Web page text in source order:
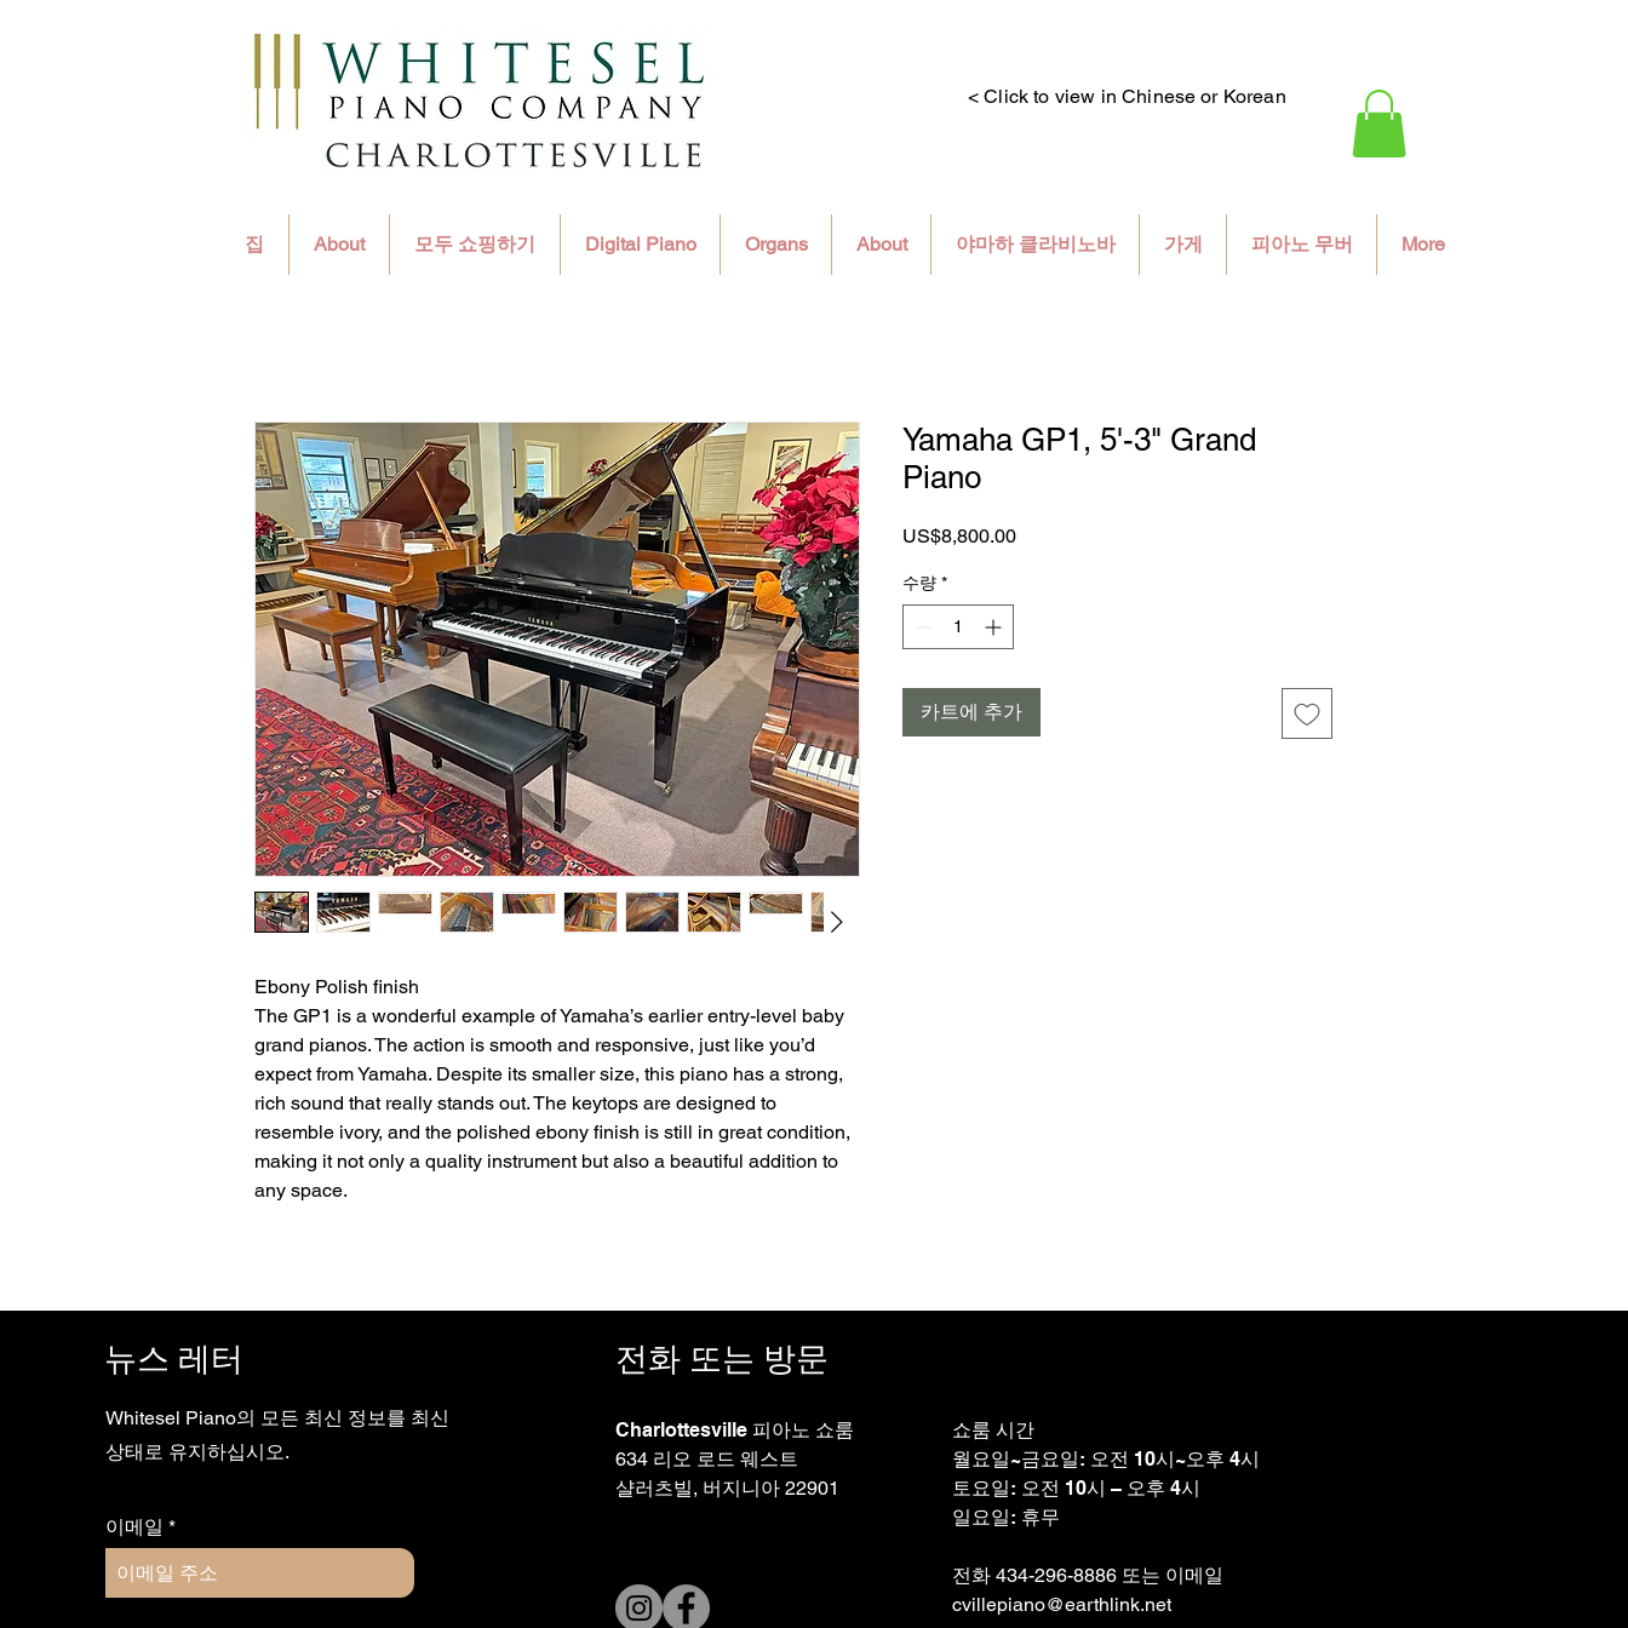
< Click to view in Chinese or Korean
집 About 모두 쇼핑하기 Digital Piano Organs About 야마하 클라비노바 가게 피아노 무버 More
Ebony Polish finish
The GP1 is a wonderful example of Yamaha’s earlier entry-level baby
grand pianos. The action is smooth and responsive, just like you’d
expect from Yamaha. Despite its smaller size, this piano has a strong,
rich sound that really stands out. The keytops are designed to
resemble ivory, and the polished ebony finish is still in great condition,
making it not only a quality instrument but also a beautiful addition to
any space.
Yamaha GP1, 5'-3" Grand
Piano
US$8,800.00가
수량 *
카트에 추가
뉴스 레터
Whitesel Piano의 모든 최신 정보를 최신
상태로 유지하십시오.
이메일
전화 또는 방문
Charlottesville 피아노 쇼룸
634 리오 로드 웨스트
샬러츠빌, 버지니아 22901
쇼룸 시간
월요일~금요일: 오전 10시~오후 4시
토요일: 오전 10시 – 오후 4시
일요일: 휴무
전화 434-296-8886 또는 이메일
cvillepiano@earthlink.net